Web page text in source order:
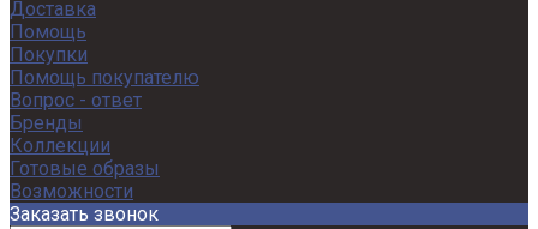
Доставка
Помощь
Покупки
Помощь покупателю
Вопрос - ответ
Бренды
Коллекции
Готовые образы
Возможности
Заказать звонок